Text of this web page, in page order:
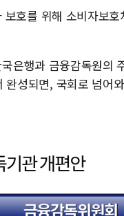
호를 위해 소비자보
은행과 금융감독원의
성되면, 국회로 넘어